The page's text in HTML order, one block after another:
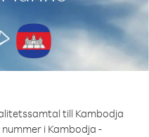
till Kambodja
nummer i Kambodja -